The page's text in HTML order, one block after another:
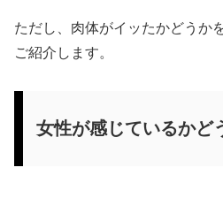
ただし、肉体がイッたかどうか
ご紹介します。
女性が感じているかど